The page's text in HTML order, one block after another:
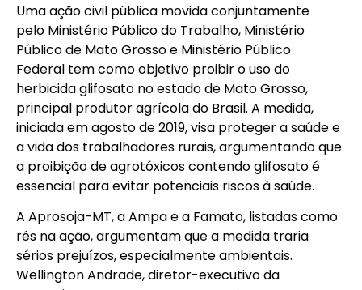
Uma ação civil pública movida conjuntamente
pelo Ministério Público do Trabalho, Ministério
Público de Mato Grossoe Ministério Público
Federal tem como objetivo proibir o uso do
herbicida glifosato no estado de Mato Grosso,
principal produtor agrícola do Brasil. A medida,
iniciada em agosto de 2019, visa proteger a saúde e
a vida dos trabalhadores rurais, argumentando que
a proibição de agrotóxicos contendo glifosato é
essencial para evitar potenciais riscos à saúde.
A Aprosoja-MT, a Ampa e a Famato, listadas como
rés na ação, argumentam que a medida traria
sérios prejuízos, especialmente ambientais.
Wellington Andrade, diretor-executivo da